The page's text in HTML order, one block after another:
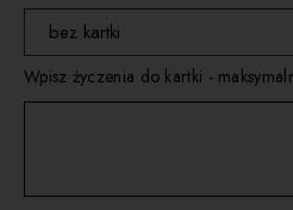
bez kartki
wybierz
Wpisz życzenia do kartki -